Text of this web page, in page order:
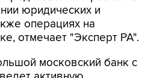
юридических и
операциях на
отмечает "Эксперт РА".
московский банк с